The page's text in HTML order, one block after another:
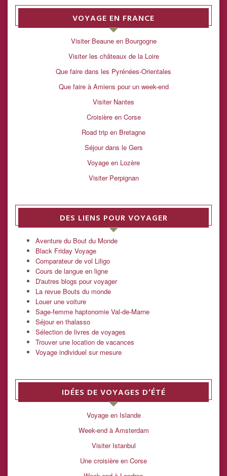
VOYAGE EN FRANCE
Visiter Beaune en Bourgogne
Visiter les châteaux de la Loire
Que faire dans les Pyrénées-Orientales
Que faire à Amiens pour un week-end
Visiter Nantes
Croisière en Corse
Road trip en Bretagne
Séjour dans le Gers
Voyage en Lozère
Visiter Perpignan
DES LIENS POUR VOYAGER
Aventure du Bout du Monde
Black Friday Voyage
Comparateur de vol Liligo
Cours de langue en ligne
D'autres blogs pour voyager
La revue Bouts du monde
Louer une voiture
Sage-femme haptonomie Val-de-Marne
Séjour en thalasso
Sélection de livres de voyages
Trouver une location de vacances
Voyage individuel sur mesure
IDÉES DE VOYAGES D’ÉTÉ
Voyage en Islande
Week-end à Amsterdam
Visiter Istanbul
Une croisière en Corse